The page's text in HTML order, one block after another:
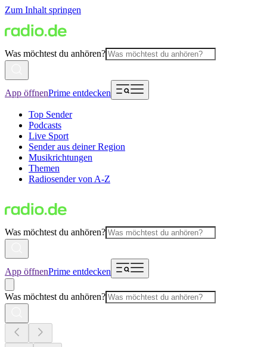
Zum Inhalt springen
Was möchtest du anhören?
App öffnenPrime entdecken
Top Sender
Podcasts
Live Sport
Sender aus deiner Region
Musikrichtungen
Themen
Radiosender von A-Z
Was möchtest du anhören?
App öffnenPrime entdecken
Was möchtest du anhören?